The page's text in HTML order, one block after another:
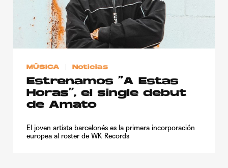
Cover Story
Publicidad
Contacto
Aviso Legal
© 2015-2022 UMOMAG. PROPIEDAD DE UMO agency. TODOS LOS
DERECHOS RESERVADOS.
MÚSICA Noticias
Estrenamos “A Estas
Horas“, el single debut
de Amato
El joven artista barcelonés es la primera incorporación
europea al roster de WK Records